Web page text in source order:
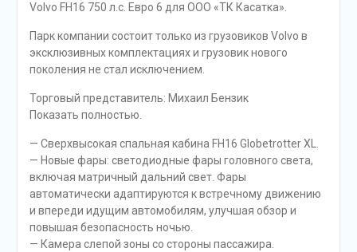
Volvo FH16 750 л.с. Евро 6 для ООО «ТК Касатка».
Парк компании состоит только из грузовиков Volvo в
эксклюзивных комплектациях и грузовик нового
поколения не стал исключением.
Торговый представитель: Михаил Бензик
Показать полностью.
— Сверхвысокая спальная кабина FH16 Globetrotter XL.
— Новые фары: светодиодные фары головного света,
включая матричный дальний свет. Фары
автоматически адаптируются к встречному движению
и впереди идущим автомобилям, улучшая обзор и
повышая безопасность ночью.
— Камера слепой зоны со стороны пассажира.